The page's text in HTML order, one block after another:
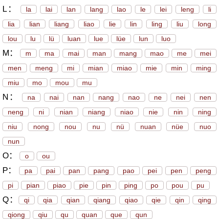
L： la lai lan lang lao le lei leng
li
lia
lian liang liao lie lin ling liu
long
lou
lu lü luan lue lüe lun luo
M： m ma mai man mang mao me
mei
men
meng mi mian miao mie min
ming
miu
mo mou mu
N： na nai nan nang nao ne nei
nen
neng
ni nian niang niao nie nin
ning
niu
nong nou nu nü nuan nüe
nuo
nun
O： o ou
P： pa pai pan pang pao pei pen
peng
pi
pian piao pie pin ping po pou pu
Q： qi qia qian qiang qiao qie qin
qing
qiong
qiu qu quan que qun